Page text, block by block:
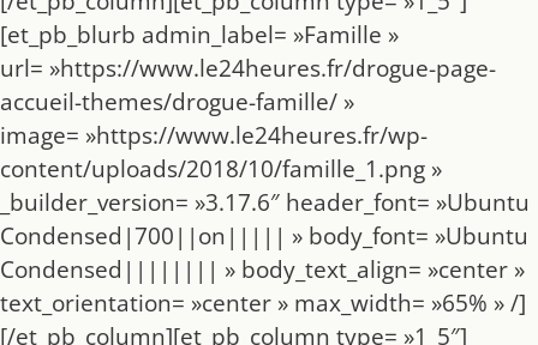
[et_pb_blurb admin_label= »Famille »
url= »https://www.le24heures.fr/drogue-page-
accueil-themes/drogue-famille/ »
image= »https://www.le24heures.fr/wp-
content/uploads/2018/10/famille_1.png »
_builder_version= »3.17.6″ header_font= »Ubuntu
Condensed|700||on||||| » body_font= »Ubuntu
Condensed|||||||| » body_text_align= »center »
text_orientation= »center » max_width= »65% » /]
[/et_pb_column][et_pb_column type= »1_5″]